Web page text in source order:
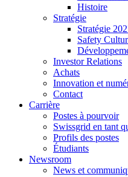
Histoire
Stratégie
Stratégie
Safety
Investor Relations
Achats
Innovation et
Contact
Carrière
Postes à pourvoir
Swissgrid en tant
Profils des postes
Étudiants
Newsroom
News et